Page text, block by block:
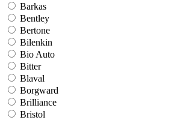
Barkas
Bentley
Bertone
Bilenkin
Bio Auto
Bitter
Blaval
Borgward
Brilliance
Bristol